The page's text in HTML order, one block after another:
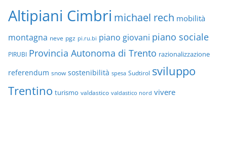
Altipiani Cimbri michael rech mobilità
montagna neve pgz pi.ru.bi piano giovani piano sociale
PIRUBI Provincia Autonoma di Trento razionalizzazione
referendum snow sostenibilità spesa Sudtirol sviluppo
Trentino turismo valdastico valdastico nord vivere